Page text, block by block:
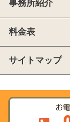
事務所紹介
料金表
サイトマップ